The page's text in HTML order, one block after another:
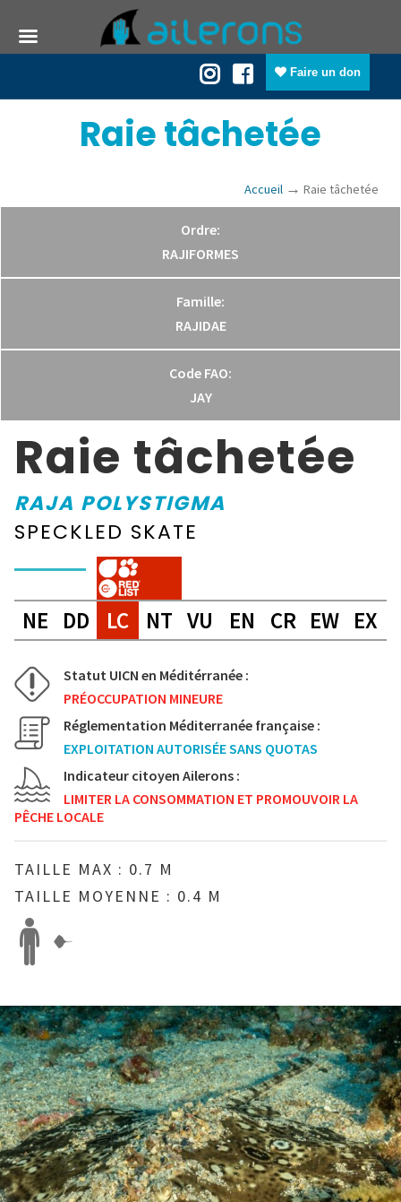
Faire un don
Raie tâchetée
Accueil → Raie tâchetée
Ordre:
RAJIFORMES
Famille:
RAJIDAE
Code FAO:
JAY
Raie tâchetée
RAJA POLYSTIGMA
SPECKLED SKATE
NE DD LC NT VU EN CR EW EX
Statut UICN en Méditérranée :
PRÉOCCUPATION MINEURE
Réglementation Méditerranée française :
EXPLOITATION AUTORISÉE SANS QUOTAS
Indicateur citoyen Ailerons :
LIMITER LA CONSOMMATION ET PROMOUVOIR LA
PÊCHE LOCALE
TAILLE MAX : 0.7 M
TAILLE MOYENNE : 0.4 M